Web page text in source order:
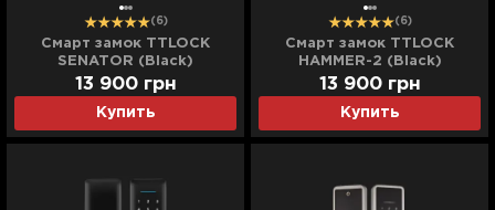
(6)
Смарт замок TTLOCK
SENATOR (Black)
Купить
13 900 грн
(6)
Смарт замок TTLOCK
HAMMER-2 (Black)
Купить
13 900 грн